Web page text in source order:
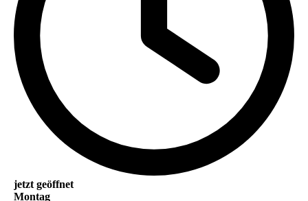
jetzt geöffnet
Montag